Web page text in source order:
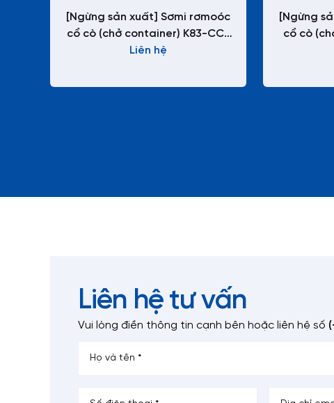
[Ngừng sản xuất] Sơmi rơmoóc
cổ cò (chở container) K83-CC-
01
Liên hệ
[Ngừng
cổ cò
Liên hệ tư vấn
Vui lòng điền thông tin cạnh bên hoặc liên hệ số